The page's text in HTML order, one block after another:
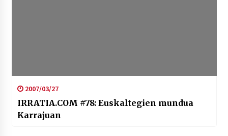
2007/03/27
IRRATIA.COM #78: Euskaltegien mundua
Karrajuan